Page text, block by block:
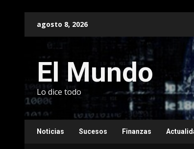
agosto 8, 2026
El Mundo
Lo dice todo
Noticias Sucesos Finanzas